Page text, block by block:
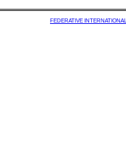
FEDERATIVE